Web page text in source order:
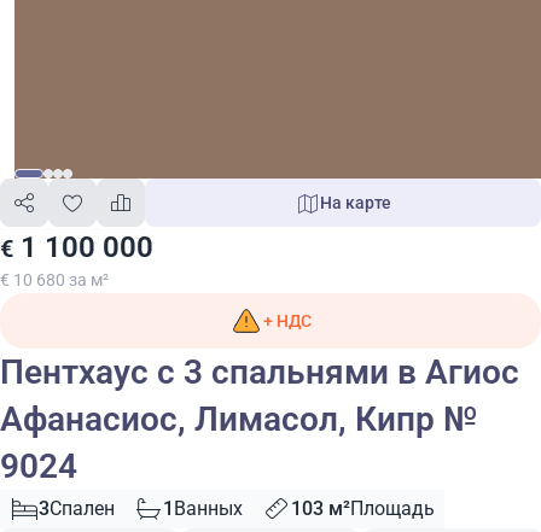
€ 1 100 000
€ 10 680 за м²
На карте
+ НДС
Пентхаус с 3 спальнями в Агиос
Афанасиос, Лимасол, Кипр №
9024
3Спален 1 Ванных 103 м²Площадь